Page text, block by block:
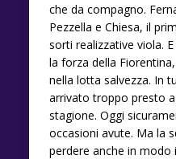
che da compagno.
Pezzella e Chiesa, il
sorti realizzative viola.
la forza della
nella lotta salvezza. In
arrivato troppo presto
stagione. Oggi
occasioni avute. Ma la
perdere anche in